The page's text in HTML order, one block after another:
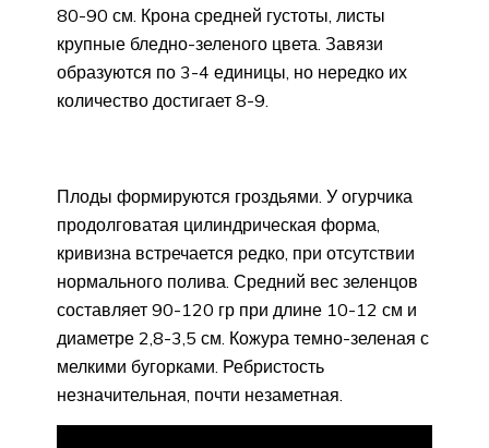
80-90 см. Крона средней густоты, листы
крупные бледно-зеленого цвета. Завязи
образуются по 3-4 единицы, но нередко их
количество достигает 8-9.
Плоды формируются гроздьями. У огурчика
продолговатая цилиндрическая форма,
кривизна встречается редко, при отсутствии
нормального полива. Средний вес зеленцов
составляет 90-120 гр при длине 10-12 см и
диаметре 2,8-3,5 см. Кожура темно-зеленая с
мелкими бугорками. Ребристость
незначительная, почти незаметная.